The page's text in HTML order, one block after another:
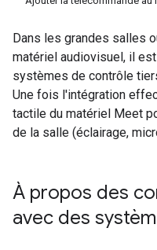
Dans les grandes salles
matériel audiovisuel, il
systèmes de contrôle
Une fois l'intégration
tactile du matériel Meet
de la salle (éclairage,
À propos des
avec des